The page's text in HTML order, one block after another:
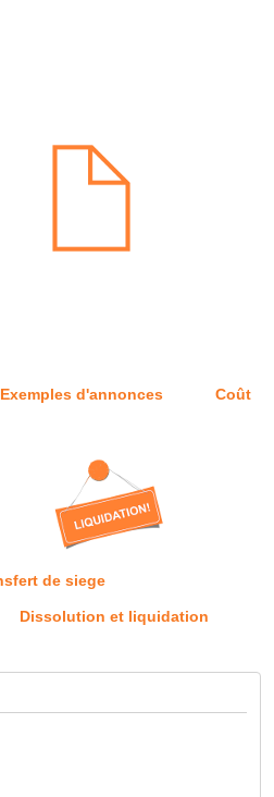
Exemples d'annonces
Coût
Dissolution et liquidation